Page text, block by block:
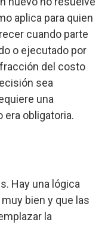
aplica para quien
cuando parte
o ejecutado por
del costo
sea
una
era obligatoria.
Hay una lógica
bien y que las
la